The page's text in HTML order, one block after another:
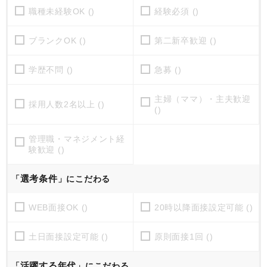
職種未経験OK () 経験必須 ()
ブランクOK () 第二新卒歓迎 ()
学歴不問 () 急募 ()
採用人数2名以上 ()
主婦（ママ）・主夫歓迎
()
管理職・マネジメント経
験歓迎 ()
「選考条件」にこだわる
WEB面接OK () 20時以降面接設定可能 ()
土日面接設定可能 () 原則面接1回 ()